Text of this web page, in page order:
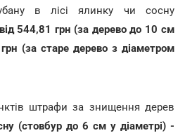
в лісі ялинку чи сосну
544,81 грн (за дерево до 10 см
(за старе дерево з діаметром
штрафи за знищення дерев
(стовбур до 6 см у діаметрі) -